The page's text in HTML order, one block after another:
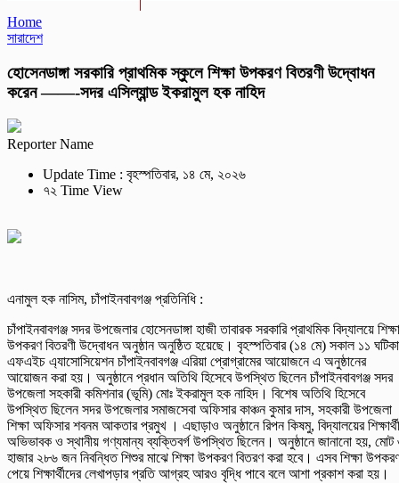
Home
সারাদেশ
হোসেনডাঙ্গা সরকারি প্রাথমিক স্কুলে শিক্ষা উপকরণ বিতরণী উদ্বোধন
করেন ——-সদর এসিল্যান্ড ইকরামুল হক নাহিদ
Reporter Name
Update Time : বৃহস্পতিবার, ১৪ মে, ২০২৬
৭২ Time View
এনামুল হক নাসিম, চাঁপাইনবাবগঞ্জ প্রতিনিধি :
চাঁপাইনবাবগঞ্জ সদর উপজেলার হোসেনডাঙ্গা হাজী তাবারক সরকারি প্রাথমিক বিদ্যালয়ে শিক্ষা
উপকরণ বিতরণী উদ্বোধন অনুষ্ঠান অনুষ্ঠিত হয়েছে। বৃহস্পতিবার (১৪ মে) সকাল ১১
এফএইচ এ্যাসোসিয়েশন চাঁপাইনবাবগঞ্জ এরিয়া প্রোগ্রামের আয়োজনে এ অনুষ্ঠানের
আয়োজন করা হয়। অনুষ্ঠানে প্রধান অতিথি হিসেবে উপস্থিত ছিলেন চাঁপাইনবাবগঞ্জ সদর
উপজেলা সহকারী কমিশনার (ভূমি) মোঃ ইকরামুল হক নাহিদ। বিশেষ অতিথি হিসেবে
উপস্থিত ছিলেন সদর উপজেলার সমাজসেবা অফিসার কাঞ্চন কুমার দাস, সহকারী উপজেলা
শিক্ষা অফিসার শবনম আকতার প্রমুখ । এছাড়াও অনুষ্ঠানে রিপন কিষমু, বিদ্যালয়ের
অভিভাবক ও স্থানীয় গণ্যমান্য ব্যক্তিবর্গ উপস্থিত ছিলেন। অনুষ্ঠানে জানানো হয়, মোট
হাজার ২৮৬ জন নিবন্ধিত শিশুর মাঝে শিক্ষা উপকরণ বিতরণ করা হবে। এসব শিক্ষা
পেয়ে শিক্ষার্থীদের লেখাপড়ার প্রতি আগ্রহ আরও বৃদ্ধি পাবে বলে আশা প্রকাশ করা হয়।